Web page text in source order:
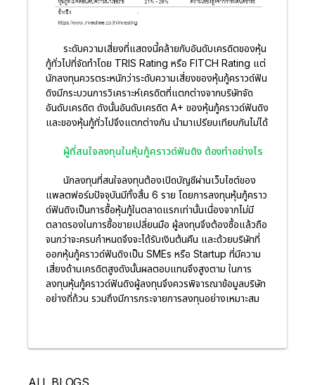
ระดับความเสี่ยงที่แสดงนี้คล้ายกับอันดับเครดิตของหุ้น
กู้ทั่วไปที่จัดทำโดย TRIS Rating หรือ FITCH Rating แต่
นักลงทุนควรตระหนักว่าระดับความเสี่ยงของหุ้นกู้คราวด์ฟัน
ดิงมีกระบวนการวิเคราะห์เครดิตที่แตกต่างจากบริษัทจัด
อันดับเครดิต ดังนั้นอันดับเครดิต A+ ของหุ้นกู้คราวด์ฟันดิง
และของหุ้นกู้ทั่วไปจึงแตกต่างกัน นำมาเปรียบเทียบกันไม่ได้
ผู้ที่สนใจลงทุนในหุ้นกู้คราวด์ฟันดิง ต้องทำอย่างไร
นักลงทุนที่สนใจลงทุนต้องเปิดบัญชีผ่านเว็บไซต์ของ
แพลตฟอร์มปัจจุบันมีทั้งสิ้น 6 ราย โดยการลงทุนหุ้นกู้คราว
ด์ฟันดิงเป็นการซื้อหุ้นกู้ในตลาดแรกเท่านั้นเนื่องจากไม่มี
ตลาดรองในการซื้อขายเปลี่ยนมือ ผู้ลงทุนจึงต้องซื้อแล้วถือ
จนกว่าจะครบกำหนดจึงจะได้รับเงินต้นคืน และด้วยบริษัทที่
ออกหุ้นกู้คราวด์ฟันดิงเป็น SMEs หรือ Startup ที่มีความ
เสี่ยงด้านเครดิตสูงดังนั้นผลตอบแทนจึงสูงตาม ในการ
ลงทุนหุ้นกู้คราวด์ฟันดิงผู้ลงทุนจึงควรพิจารณาข้อมูลบริษัท
อย่างถี่ถ้วน รวมถึงมีการกระจายการลงทุนอย่างเหมาะสม
ALL BLOGS